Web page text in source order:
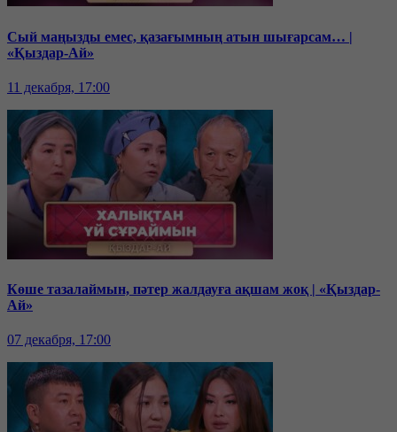
Сый маңызды емес, қазағымның атын шығарсам… |
«Қыздар-Ай»
11 декабря, 17:00
Көше тазалаймын, пәтер жалдауға ақшам жоқ | «Қыздар-
Ай»
07 декабря, 17:00